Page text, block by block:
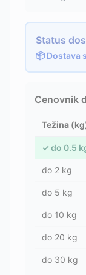
Status
📦 Dostava
Cenovnik
Težina
✓ do 0.5
do 2 kg
do 5 kg
do 10 kg
do 20 kg
do 30 kg